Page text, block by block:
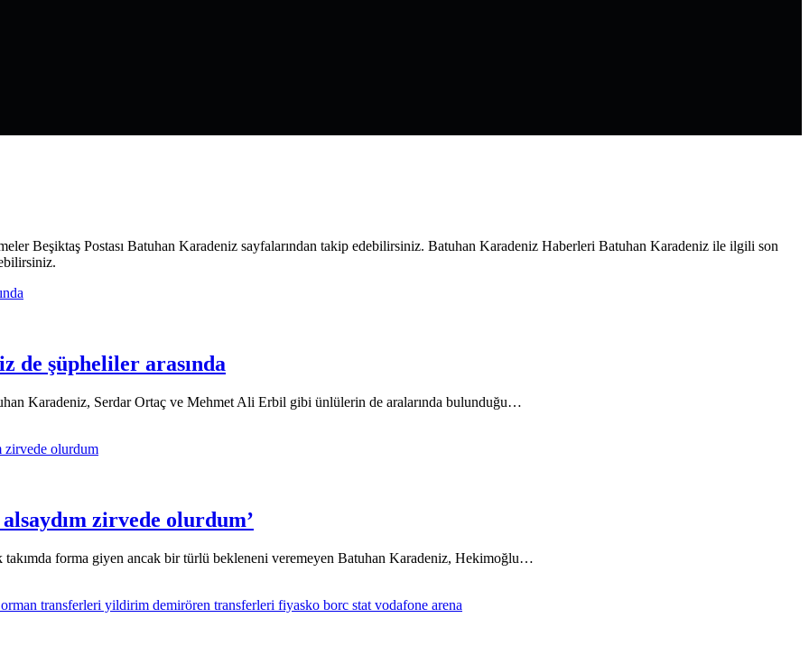
Batuhan Karadeniz Haberleri Batuhan Karadeniz ile ilgili son
de şüpheliler arasında
Karadeniz, Serdar Ortaç ve Mehmet Ali Erbil gibi ünlülerin de aralarında bulunduğu…
zirvede olurdum’
takımda forma giyen ancak bir türlü bekleneni veremeyen Batuhan Karadeniz, Hekimoğlu…